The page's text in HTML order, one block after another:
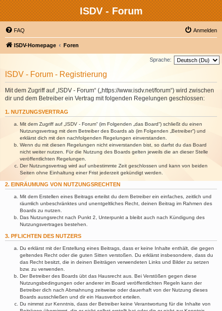
ISDV - Forum
FAQ Anmelden
ISDV-Homepage Foren
Sprache:
ISDV - Forum - Registrierung
Mit dem Zugriff auf „ISDV - Forum“ („https://www.isdv.net/forum“) wird zwischen
dir und dem Betreiber ein Vertrag mit folgenden Regelungen geschlossen:
1. NUTZUNGSVERTRAG
Mit dem Zugriff auf „ISDV - Forum“ (im Folgenden „das Board“) schließt du einen
Nutzungsvertrag mit dem Betreiber des Boards ab (im Folgenden „Betreiber“) und
erklärst dich mit den nachfolgenden Regelungen einverstanden.
Wenn du mit diesen Regelungen nicht einverstanden bist, so darfst du das Board
nicht weiter nutzen. Für die Nutzung des Boards gelten jeweils die an dieser Stelle
veröffentlichten Regelungen.
Der Nutzungsvertrag wird auf unbestimmte Zeit geschlossen und kann von beiden
Seiten ohne Einhaltung einer Frist jederzeit gekündigt werden.
2. EINRÄUMUNG VON NUTZUNGSRECHTEN
Mit dem Erstellen eines Beitrags erteilst du dem Betreiber ein einfaches, zeitlich und
räumlich unbeschränktes und unentgeltliches Recht, deinen Beitrag im Rahmen des
Boards zu nutzen.
Das Nutzungsrecht nach Punkt 2, Unterpunkt a bleibt auch nach Kündigung des
Nutzungsvertrages bestehen.
3. PFLICHTEN DES NUTZERS
Du erklärst mit der Erstellung eines Beitrags, dass er keine Inhalte enthält, die gegen
geltendes Recht oder die guten Sitten verstoßen. Du erklärst insbesondere, dass du
das Recht besitzt, die in deinen Beiträgen verwendeten Links und Bilder zu setzen
bzw. zu verwenden.
Der Betreiber des Boards übt das Hausrecht aus. Bei Verstößen gegen diese
Nutzungsbedingungen oder anderer im Board veröffentlichten Regeln kann der
Betreiber dich nach Abmahnung zeitweise oder dauerhaft von der Nutzung dieses
Boards ausschließen und dir ein Hausverbot erteilen.
Du nimmst zur Kenntnis, dass der Betreiber keine Verantwortung für die Inhalte von